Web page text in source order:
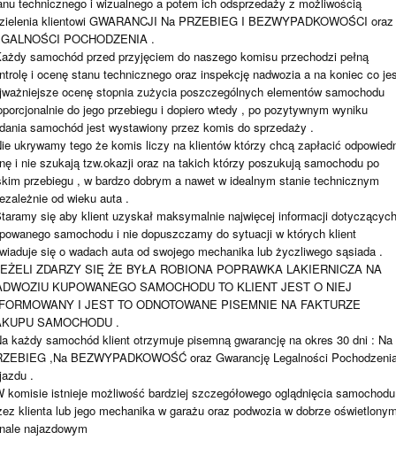
klientowi GWARANCJI Na PRZEBIEG I BEZWYPADKOWOŚCI oraz
POCHODZENIA .
samochód przed przyjęciem do naszego komisu przechodzi pełną
i ocenę stanu technicznego oraz inspekcję nadwozia a na koniec co
ocenę stopnia zużycia poszczególnych elementów samochodu
do jego przebiegu i dopiero wtedy , po pozytywnym wyniku
samochód jest wystawiony przez komis do sprzedaży .
ukrywamy tego że komis liczy na klientów którzy chcą zapłacić
i nie szukają tzw.okazji oraz na takich którzy poszukują samochodu po
przebiegu , w bardzo dobrym a nawet w idealnym stanie technicznym
od wieku auta .
się aby klient uzyskał maksymalnie najwięcej informacji dotyczących
samochodu i nie dopuszczamy do sytuacji w których klient
się o wadach auta od swojego mechanika lub życzliwego sąsiada .
ZDARZY SIĘ ŻE BYŁA ROBIONA POPRAWKA LAKIERNICZA NA
KUPOWANEGO SAMOCHODU TO KLIENT JEST O NIEJ
I JEST TO ODNOTOWANE PISEMNIE NA FAKTURZE
SAMOCHODU .
każdy samochód klient otrzymuje pisemną gwarancję na okres 30 dni : Na
,Na BEZWYPADKOWOŚĆ oraz Gwarancję Legalności
.
komisie istnieje możliwość bardziej szczegółowego oglądnięcia samochodu
klienta lub jego mechanika w garażu oraz podwozia w dobrze
najazdowym